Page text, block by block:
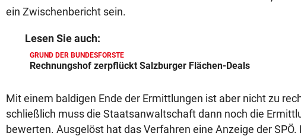
ein Zwischenbericht sein.
Lesen Sie auch:
GRUND DER BUNDESFORSTE
Rechnungshof zerpflückt Salzburger Flächen-Deals
Mit einem baldigen Ende der Ermittlungen ist aber nicht zu
schließlich muss die Staatsanwaltschaft dann noch die
bewerten. Ausgelöst hat das Verfahren eine Anzeige der SPÖ.